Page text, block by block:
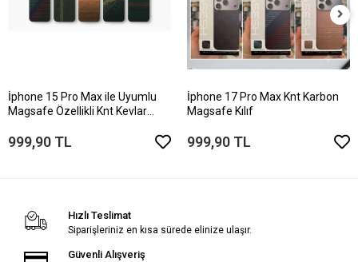
İphone 15 Pro Max ile Uyumlu
Magsafe Özellikli Knt Kevlar
999,90 TL
İphone 17 Pro Max Knt Karbon
Magsafe Kılıf
999,90 TL
Hızlı Teslimat
Siparişleriniz en kısa sürede elinize ulaşır.
Güvenli Alışveriş